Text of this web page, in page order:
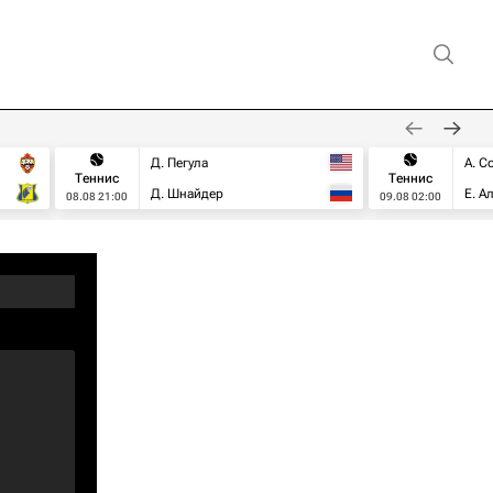
Теннис
08.08 21:00
Д. Пегула
Д. Шнайдер
Теннис
09.08 02:00
А.
Е.